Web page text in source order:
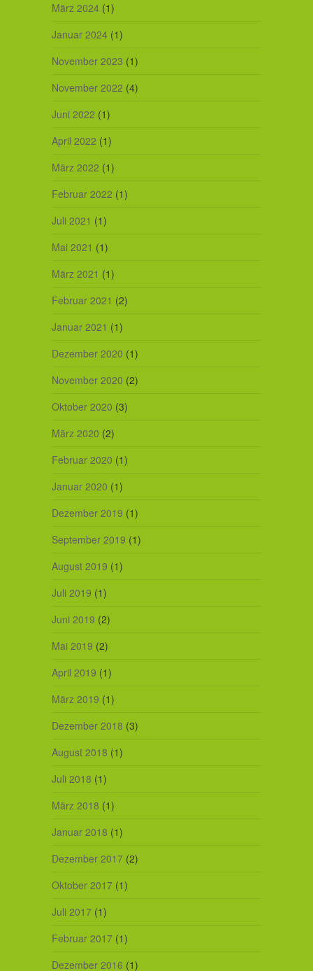
März 2024(1)
Januar 2024(1)
November 2023 (1)
November 2022 (4)
Juni 2022 (1)
April 2022 (1)
März 2022 (1)
Februar 2022 (1)
Juli 2021 (1)
Mai 2021 (1)
März 2021 (1)
Februar 2021 (2)
Januar 2021 (1)
Dezember 2020 (1)
November 2020 (2)
Oktober 2020 (3)
März 2020 (2)
Februar 2020 (1)
Januar 2020 (1)
Dezember 2019 (1)
September 2019 (1)
August 2019 (1)
Juli 2019 (1)
Juni 2019 (2)
Mai 2019 (2)
April 2019 (1)
März 2019 (1)
Dezember 2018 (3)
August 2018 (1)
Juli 2018 (1)
März 2018 (1)
Januar 2018 (1)
Dezember 2017(2)
Oktober 2017(1)
Juli 2017(1)
Februar 2017(1)
Dezember 2016 (1)